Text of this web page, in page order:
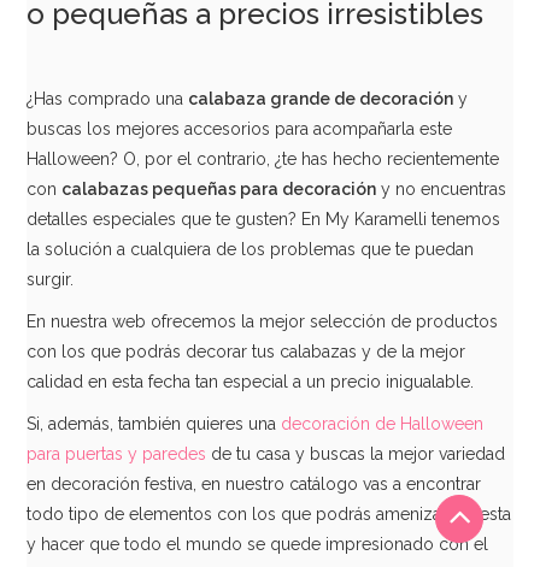
o pequeñas a precios irresistibles
¿Has comprado una calabaza grande de decoración y
buscas los mejores accesorios para acompañarla este
Halloween? O, por el contrario, ¿te has hecho recientemente
con calabazas pequeñas para decoración y no encuentras
detalles especiales que te gusten? En My Karamelli tenemos
la solución a cualquiera de los problemas que te puedan
surgir.
En nuestra web ofrecemos la mejor selección de productos
con los que podrás decorar tus calabazas y de la mejor
calidad en esta fecha tan especial a un precio inigualable.
Si, además, también quieres una decoración de Halloween
para puertas y paredes de tu casa y buscas la mejor variedad
en decoración festiva, en nuestro catálogo vas a encontrar
todo tipo de elementos con los que podrás amenizar tu fiesta
y hacer que todo el mundo se quede impresionado con el